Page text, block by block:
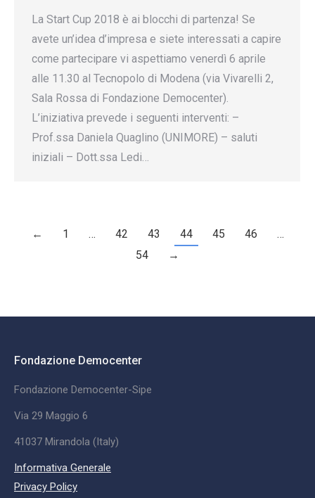
La Start Cup 2018 è ai blocchi di partenza! Se
avete un’idea d’impresa e siete interessati a capire
come partecipare vi aspettiamo venerdì 6 aprile
alle 11.30 al Tecnopolo di Modena (via Vivarelli 2,
Sala Rossa di Fondazione Democenter).
L’iniziativa prevede i seguenti interventi: –
Prof.ssa Daniela Quaglino (UNIMORE) – saluti
iniziali – Dott.ssa Ledi…
← 1 … 42 43 44 45 46
…
54
→
Fondazione Democenter
Fondazione Democenter-Sipe
Via 29 Maggio 6
41037 Mirandola (Italy)
Informativa Generale
Privacy Policy